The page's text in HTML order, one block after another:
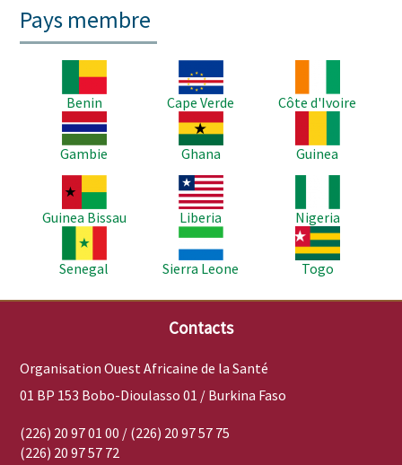
Pays membre
Benin
Image
Cape Verde
Côte d'Ivoire
Image
Gambie
Image
Ghana
Guinea
Image
Guinea Bissau
Image
Liberia
Nigeria
Senegal
Image
Sierra Leone
Image
Togo
Contacts
Organisation Ouest Africaine de la Santé
01 BP 153 Bobo-Dioulasso 01 / Burkina Faso
(226) 20 97 01 00 / (226) 20 97 57 75
(226) 20 97 57 72